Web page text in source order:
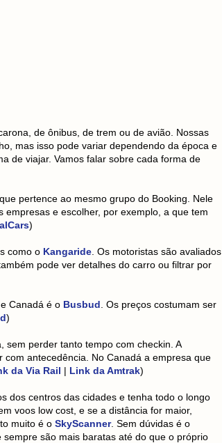
de ônibus, de trem ou de avião. Nossas
mas isso pode variar dependendo da época e
de viajar. Vamos falar sobre cada forma de
, que pertence ao mesmo grupo do Booking. Nele
e escolher, por exemplo, a que tem
)
como o Kangaride . Os motoristas são avaliados
pode ver detalhes do carro ou filtrar por
Canadá é o Busbud . Os preços costumam ser
)
sem perder tanto tempo com checkin. A
antecedência. No Canadá a empresa que
da Via Rail | Link da Amtrak)
dos centros das cidades e tenha todo o longo
voos low cost, e se a distância for maior,
muito é o SkyScanner. Sem dúvidas é o
são mais baratas até do que o próprio